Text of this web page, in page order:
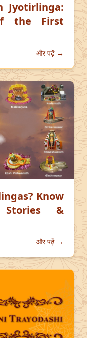
Jyotirlinga:
the First
और पढ़ें →
Know
Stories &
और पढ़ें →